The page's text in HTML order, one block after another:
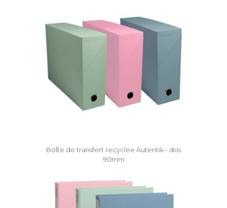
Boîte de transfert recyclée Autentik - dos
90mm